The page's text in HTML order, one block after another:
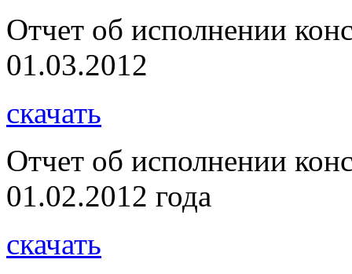
Отчет об исполнении
01.03.2012
скачать
Отчет об исполнении
01.02.2012 года
скачать